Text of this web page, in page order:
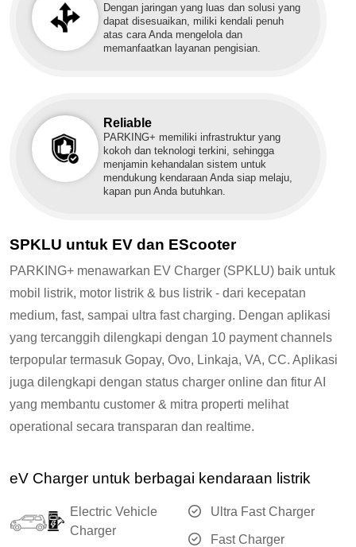
Dengan jaringan yang luas dan solusi yang
dapat disesuaikan, miliki kendali penuh
atas cara Anda mengelola dan
memanfaatkan layanan pengisian.
Reliable
PARKING+ memiliki infrastruktur yang
kokoh dan teknologi terkini, sehingga
menjamin kehandalan sistem untuk
mendukung kendaraan Anda siap melaju,
kapan pun Anda butuhkan.
SPKLU untuk EV dan EScooter
PARKING+ menawarkan EV Charger (SPKLU) baik untuk
mobil listrik, motor listrik & bus listrik - dari kecepatan
medium, fast, sampai ultra fast charging. Dengan aplikasi
yang tercanggih dilengkapi dengan 10 payment channels
terpopular termasuk Gopay, Ovo, Linkaja, VA, CC. Aplikasi
juga dilengkapi dengan status charger online dan fitur AI
yang membantu customer & mitra properti melihat
operational secara transparan dan realtime.
eV Charger untuk berbagai kendaraan listrik
Electric Vehicle
Charger
Ultra Fast Charger
Fast Charger